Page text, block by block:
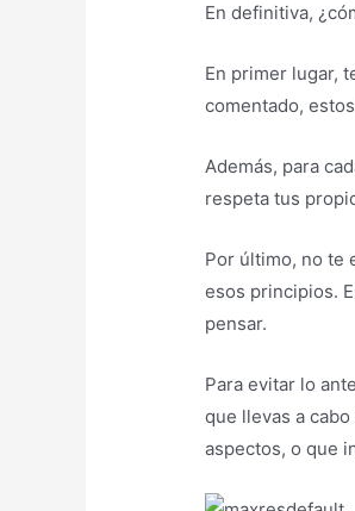
En definitiva,
En primer lugar,
comentado,
Además, para
respeta tus
Por último, no te
esos principios.
pensar.
Para evitar lo
que llevas a
aspectos, o que